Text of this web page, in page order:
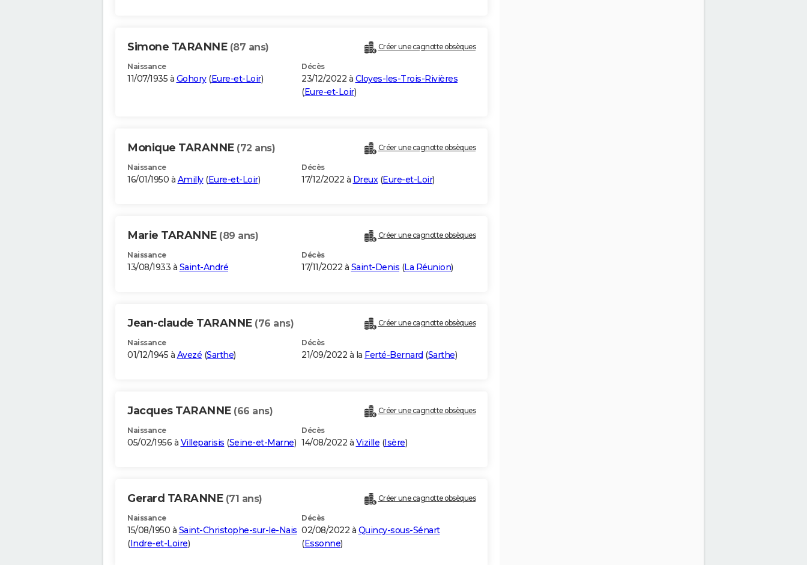
Simone TARANNE (87 ans) Créer une cagnotte obsèques
Naissance
11/07/1935 à Gohory(Eure-et-Loir)
Décès
23/12/2022 à Cloyes-les-Trois-Rivières
(Eure-et-Loir)
Monique TARANNE (72 ans) Créer une cagnotte obsèques
Naissance
16/01/1950 à Amilly(Eure-et-Loir)
Décès
17/12/2022 à Dreux(Eure-et-Loir)
Marie TARANNE (89 ans) Créer une cagnotte obsèques
Naissance
13/08/1933 à Saint-André
Décès
17/11/2022 à Saint-Denis (La Réunion)
Jean-claude TARANNE (76 ans) Créer une cagnotte obsèques
Naissance
01/12/1945 à Avezé (Sarthe)
Décès
21/09/2022 à la Ferté-Bernard (Sarthe)
Jacques TARANNE (66 ans) Créer une cagnotte obsèques
Naissance
05/02/1956 à Villeparisis (Seine-et-Marne)
Décès
14/08/2022 à Vizille (Isère)
Gerard TARANNE (71 ans) Créer une cagnotte obsèques
Naissance
15/08/1950 à Saint-Christophe-sur-le-Nais
(Indre-et-Loire)
Décès
02/08/2022 à Quincy-sous-Sénart
(Essonne)